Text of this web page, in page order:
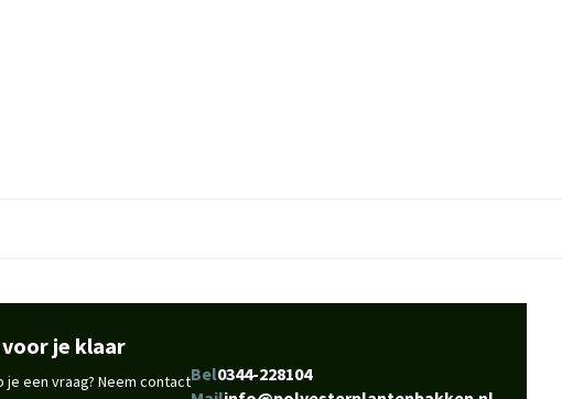
je klaar
je een vraag? Neem contactBel0344-228104